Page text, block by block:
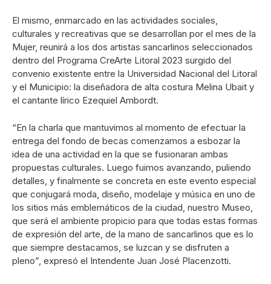
El mismo, enmarcado en las actividades sociales,
culturales y recreativas que se desarrollan por el mes de la
Mujer, reunirá a los dos artistas sancarlinos seleccionados
dentro del Programa CreArte Litoral 2023 surgido del
convenio existente entre la Universidad Nacional del Litoral
y el Municipio: la diseñadora de alta costura Melina Ubait y
el cantante lírico Ezequiel Ambordt.
“En la charla que mantuvimos al momento de efectuar la
entrega del fondo de becas comenzamos a esbozar la
idea de una actividad en la que se fusionaran ambas
propuestas culturales. Luego fuimos avanzando, puliendo
detalles, y finalmente se concreta en este evento especial
que conjugará moda, diseño, modelaje y música en uno de
los sitios más emblemáticos de la ciudad, nuestro Museo,
que será el ambiente propicio para que todas estas formas
de expresión del arte, de la mano de sancarlinos que es lo
que siempre destacamos, se luzcan y se disfruten a
pleno”, expresó el Intendente Juan José Placenzotti.